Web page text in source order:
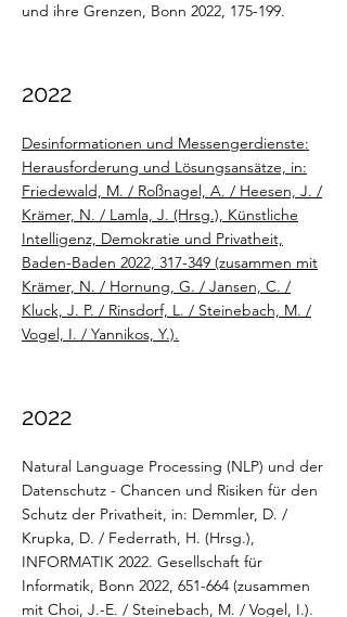
und ihre Grenzen, Bonn 2022, 175-199.
2022
Desinformationen und Messengerdienste:
Herausforderung und Lösungsansätze, in:
Friedewald, M. / Roßnagel, A. / Heesen, J. /
Krämer, N. / Lamla, J. (Hrsg.), Künstliche
Intelligenz, Demokratie und Privatheit,
Baden-Baden 2022, 317-349 (zusammen mit
Krämer, N. / Hornung, G. / Jansen, C. /
Kluck, J. P. / Rinsdorf, L. / Steinebach, M. /
Vogel, I. / Yannikos, Y.).
2022
Natural Language Processing (NLP) und der
Datenschutz - Chancen und Risiken für den
Schutz der Privatheit, in: Demmler, D. /
Krupka, D. / Federrath, H. (Hrsg.),
INFORMATIK 2022. Gesellschaft für
Informatik, Bonn 2022, 651-664 (zusammen
mit Choi, J.-E. / Steinebach, M. / Vogel, I.).